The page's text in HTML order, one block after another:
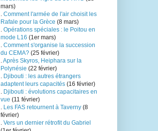
mars)
. Comment l'armée de l'air choisit les
Rafale pour la Grèce (8 mars)
. Opérations spéciales : le Poitou en
mode L16 (1er mars)
. Comment s'organise la succession
du CEMA? (25 février)
.Après Skyros, Heiphara sur la
Polynésie (22 février)
. Djibouti : les autres étrangers
adaptent leurs capacités (16 février)
. Djibouti : évolutions capacitaires en
vue (11 février)
. Les FAS retournent à Taverny (8
février)
. Vers un dernier rétrofit du Gabriel